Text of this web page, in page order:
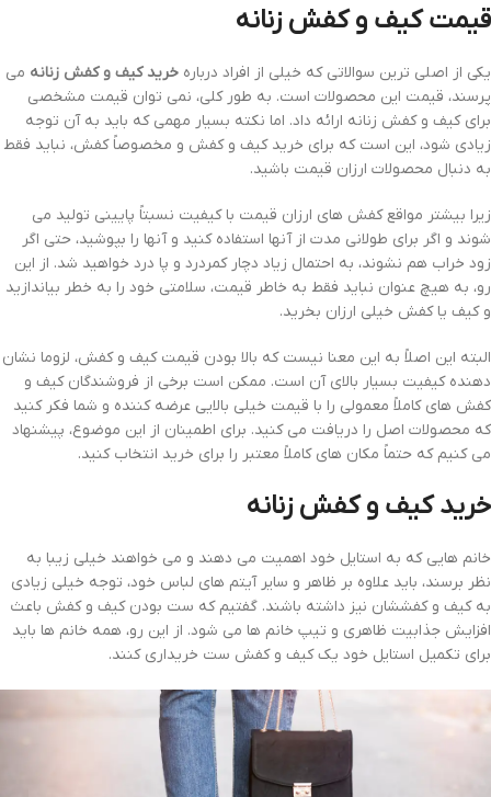
قیمت کیف و کفش زنانه
یکی از اصلی ترین سوالاتی که خیلی از افراد درباره خرید کیف و کفش زنانه می
پرسند، قیمت این محصولات است. به طور کلی، نمی توان قیمت مشخصی
برای کیف و کفش زنانه ارائه داد. اما نکته بسیار مهمی که باید به آن توجه
زیادی شود، این است که برای خرید کیف و کفش و مخصوصاً کفش، نباید فقط
به دنبال محصولات ارزان قیمت باشید.
زیرا بیشتر مواقع کفش های ارزان قیمت با کیفیت نسبتاً پایینی تولید می
شوند و اگر برای طولانی مدت از آنها استفاده کنید و آنها را بپوشید، حتی اگر
زود خراب هم نشوند، به احتمال زیاد دچار کمردرد و پا درد خواهید شد. از این
رو، به هیچ عنوان نباید فقط به خاطر قیمت، سلامتی خود را به خطر بیاندازید
و کیف یا کفش خیلی ارزان بخرید.
البته این اصلاً به این معنا نیست که بالا بودن قیمت کیف و کفش، لزوما نشان
دهنده کیفیت بسیار بالای آن است. ممکن است برخی از فروشندگان کیف و
کفش های کاملاً معمولی را با قیمت خیلی بالایی عرضه کننده و شما فکر کنید
که محصولات اصل را دریافت می کنید. برای اطمینان از این موضوع، پیشنهاد
می کنیم که حتماً مکان های کاملاً معتبر را برای خرید انتخاب کنید.
خرید کیف و کفش زنانه
خانم هایی که به استایل خود اهمیت می دهند و می خواهند خیلی زیبا به
نظر برسند، باید علاوه بر ظاهر و سایر آیتم های لباس خود، توجه خیلی زیادی
به کیف و کفششان نیز داشته باشند. گفتیم که ست بودن کیف و کفش باعث
افزایش جذابیت ظاهری و تیپ خانم ها می شود. از این رو، همه خانم ها باید
برای تکمیل استایل خود یک کیف و کفش ست خریداری کنند.